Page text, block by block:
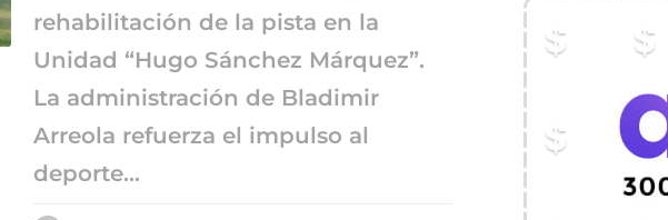
rehabilitación de la pista en la
Unidad “Hugo Sánchez Márquez”.
La administración de Bladimir
Arreola refuerza el impulso al
deporte...